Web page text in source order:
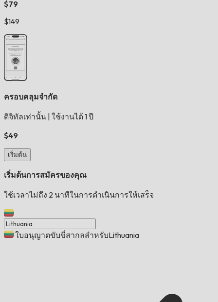
$79
$149
ครอบคลุมจำกัด
ดิจิทัลเท่านั้น ใช้งานได้ 1 ปี
$49
เริ่มต้น
เริ่มต้นการสมัครของคุณ
ใช้เวลาไม่ถึง 2 นาทีในการดำเนินการให้เสร็จ
ใบอนุญาตขับขี่สากลสำหรับLithuania